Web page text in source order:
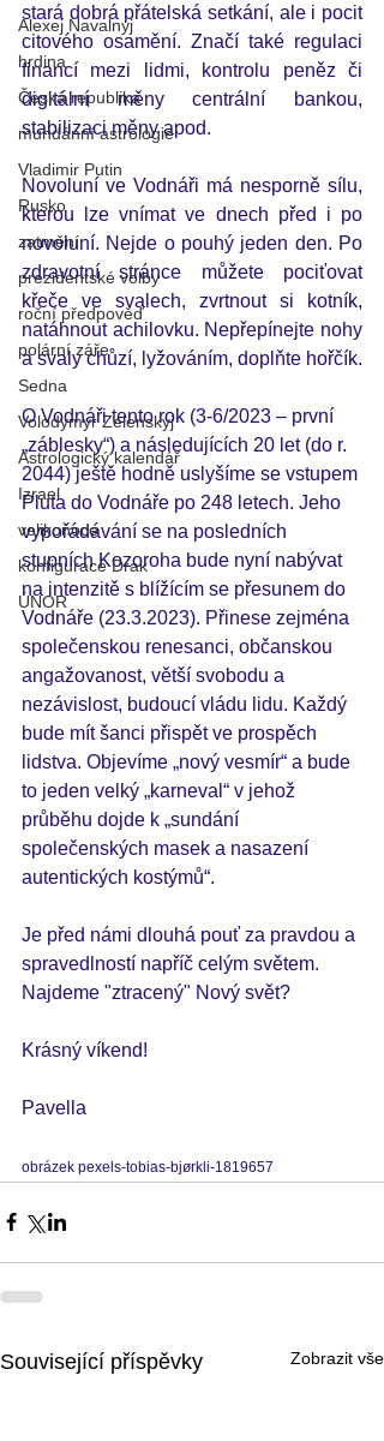
Alexej Navalnyj
hrdina
Česká republika
mundánní astrologie
Vladimir Putin
Rusko
zatmění
prezidentské volby
roční předpověď
polární záře
Sedna
Volodymyr Zelenskyj
Astrologický kalendář
Izrael
velikonoce
konfigurace Drak
ÚNOR
stará dobrá přátelská setkání, ale i pocit
citového osamění. Značí také regulaci
financí mezi lidmi, kontrolu peněz či
digitální měny centrální bankou,
stabilizaci měny apod.
Novoluní ve Vodnáři má nesporně sílu,
kterou lze vnímat ve dnech před i po
novoluní. Nejde o pouhý jeden den. Po
zdravotní stránce můžete pociťovat
křeče ve svalech, zvrtnout si kotník,
natáhnout achilovku. Nepřepínejte nohy
a svaly chůzí, lyžováním, doplňte hořčík.
O Vodnáři tento rok (3-6/2023 – první
„záblesky“) a následujících 20 let (do r.
2044) ještě hodně uslyšíme se vstupem
Pluta do Vodnáře po 248 letech. Jeho
vypořádávání se na posledních
stupních Kozoroha bude nyní nabývat
na intenzitě s blížícím se přesunem do
Vodnáře (23.3.2023). Přinese zejména
společenskou renesanci, občanskou
angažovanost, větší svobodu a
nezávislost, budoucí vládu lidu. Každý
bude mít šanci přispět ve prospěch
lidstva. Objevíme „nový vesmír“ a bude
to jeden velký „karneval“ v jehož
průběhu dojde k „sundání
společenských masek a nasazení
autentických kostýmů“.
Je před námi dlouhá pouť za pravdou a
spravedlností napříč celým světem.
Najdeme "ztracený" Nový svět?
Krásný víkend!
Pavella
obrázek pexels-tobias-bjørkli-1819657
Související příspěvky Zobrazit vše